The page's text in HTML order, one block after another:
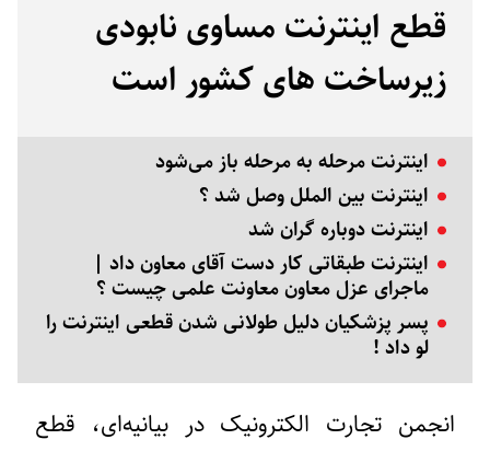
قطع اینترنت مساوی نابودی
زیرساخت های کشور است
اینترنت مرحله به مرحله باز می‌شود
اینترنت بین‌ الملل وصل شد ؟
اینترنت دوباره گران شد
اینترنت طبقاتی کار دست آقای معاون داد |
ماجرای عزل معاون معاونت علمی چیست ؟
پسر پزشکیان دلیل طولانی شدن قطعی اینترنت را
لو داد !
انجمن تجارت الکترونیک در بیانیه‌ای، قطع